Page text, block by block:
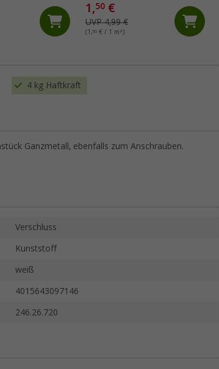
1,50 €
UVP 4,99 €
(1,50 € / 1 m²)
4 kg Haftkraft
Ganzmetall, ebenfalls zum Anschrauben.
Verschluss
Kunststoff
weiß
4015643097146
246.26.720